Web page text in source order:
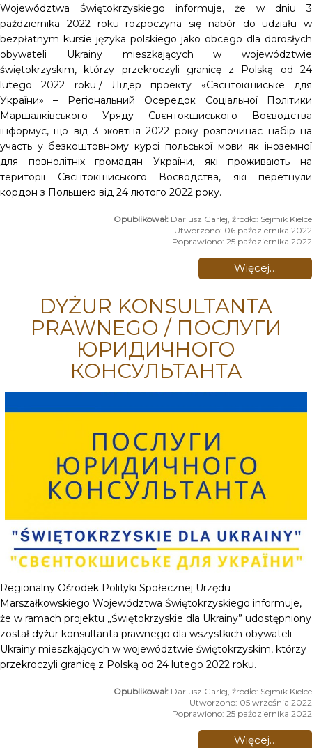
Województwa Świętokrzyskiego informuje, że w dniu 3
października 2022 roku rozpoczyna się nabór do udziału w
bezpłatnym kursie języka polskiego jako obcego dla dorosłych
obywateli Ukrainy mieszkających w województwie
świętokrzyskim, którzy przekroczyli granicę z Polską od 24
lutego 2022 roku./ Лідер проекту «Свєнтокшиське для
України» – Регіональний Осередок Соціальної Політики
Маршалківського Уряду Свєнтокшиського Воєводства
інформує, що від 3 жовтня 2022 року розпочинає набір на
участь у безкоштовному курсі польської мови як іноземної
для повнолітніх громадян України, які проживають на
території Свєнтокшиського Воєводства, які перетнули
кордон з Польщею від 24 лютого 2022 року.
Dariusz Garlej, źródło: Sejmik Kielce
Utworzono: 06 października 2022
Poprawiono: 25 października 2022
Więcej…
DYŻUR KONSULTANTA
PRAWNEGO / ПОСЛУГИ
ЮРИДИЧНОГО
КОНСУЛЬТАНТА
Regionalny Ośrodek Polityki Społecznej Urzędu
Marszałkowskiego Województwa Świętokrzyskiego informuje,
że w ramach projektu „Świętokrzyskie dla Ukrainy” udostępniony
został dyżur konsultanta prawnego dla wszystkich obywateli
Ukrainy mieszkających w województwie świętokrzyskim, którzy
przekroczyli granicę z Polską od 24 lutego 2022 roku.
Dariusz Garlej, źródło: Sejmik Kielce
Utworzono: 05 września 2022
Poprawiono: 25 października 2022
Więcej…